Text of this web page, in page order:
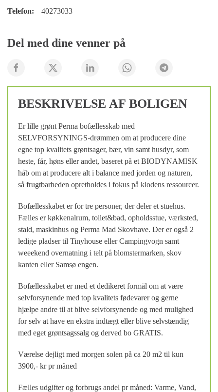
Telefon: 40273033
Del med dine venner på
BESKRIVELSE AF BOLIGEN
Er lille grønt Perma bofællesskab med
SELVFORSYNINGS-drømmen om at producere dine
egne top kvalitets grøntsager, bær, vin samt husdyr, som
heste, får, høns eller andet, baseret på et BIODYNAMISK
håb om at producere alt i balance med jorden og naturen,
så frugtbarheden opretholdes i fokus på klodens ressourcer.
Bofællesskabet er for tre personer, der deler et stuehus.
Fælles er køkkenalrum, toilet&bad, opholdsstue, værksted,
stald, maskinhus og Perma Mad Skovhave. Der er også 2
ledige pladser til Tinyhouse eller Campingvogn samt
weeekend overnatning i telt på blomstermarken, skov
kanten eller Samsø engen.
Bofællesskabet er med et dedikeret formål om at være
selvforsynende med top kvalitets fødevarer og gerne
hjælpe andre til at blive selvforsynende og med mulighed
for selv at have en ekstra indtægt eller blive selvstændig
med eget grøntsagssalg og derved bo GRATIS.
Værelse dejligt med morgen solen på ca 20 m2 til kun
3900,- kr pr måned
Fælles udgifter og forbrugs andel pr måned: Varme, Vand,